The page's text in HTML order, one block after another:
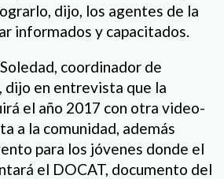
dijo, los agentes de la
informados y capacitados.
coordinador de
dijo en entrevista que la
el año 2017 con otra video-
a la comunidad, además
para los jóvenes donde el
el DOCAT, documento del